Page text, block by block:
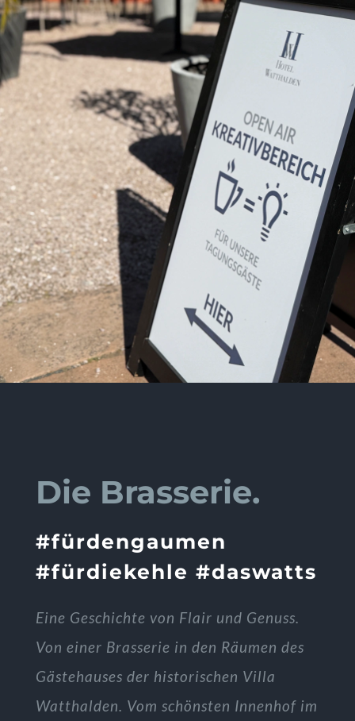
Die Brasserie.
#fürdengaumen
#fürdiekehle #daswatts
Eine Geschichte von Flair und Genuss.
Von einer Brasserie in den Räumen des
Gästehauses der historischen Villa
Watthalden. Vom schönsten Innenhof im